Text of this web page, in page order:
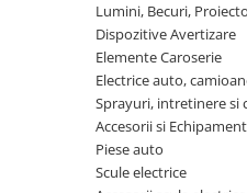
DAF XF Euro 6
Lumini, Becuri,
Dispozitive Avertizare
Elemente Caroserie
Electrice auto,
Sprayuri, intretinere si
Accesorii si
Piese auto
Scule electrice